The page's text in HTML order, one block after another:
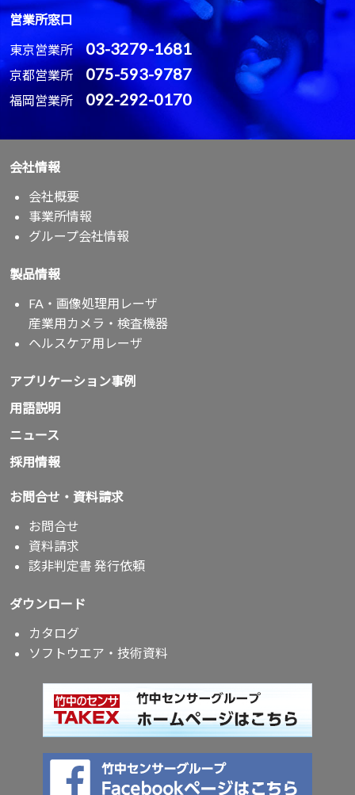
営業所窓口
東京営業所03-3279-1681
京都営業所 075-593-9787
福岡営業所 092-292-0170
会社情報
会社概要
事業所情報
グループ会社情報
製品情報
FA・画像処理用レーザ
産業用カメラ・検査機器
ヘルスケア用レーザ
アプリケーション事例
用語説明
ニュース
採用情報
お問合せ・資料請求
お問合せ
資料請求
該非判定書 発行依頼
ダウンロード
カタログ
ソフトウエア・技術資料